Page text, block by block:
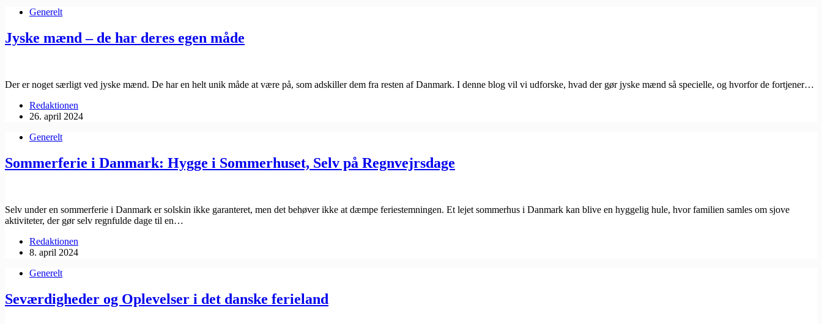
Generelt
Jyske mænd – de har deres egen måde
Der er noget særligt ved jyske mænd. De har en helt unik måde at være på, som adskiller dem fra resten af Danmark. I denne blog vil vi udforske, hvad der gør jyske mænd så specielle, og hvorfor de fortjener…
Redaktionen
26. april 2024
Generelt
Sommerferie i Danmark: Hygge i Sommerhuset, Selv på Regnvejrsdage
Selv under en sommerferie i Danmark er solskin ikke garanteret, men det behøver ikke at dæmpe feriestemningen. Et lejet sommerhus i Danmark kan blive en hyggelig hule, hvor familien samles om sjove
aktiviteter, der gør selv regnfulde dage til en…
Redaktionen
8. april 2024
Generelt
Seværdigheder og Oplevelser i det danske ferieland